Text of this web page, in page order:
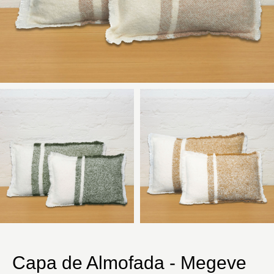
Capa de Almofada - Megeve